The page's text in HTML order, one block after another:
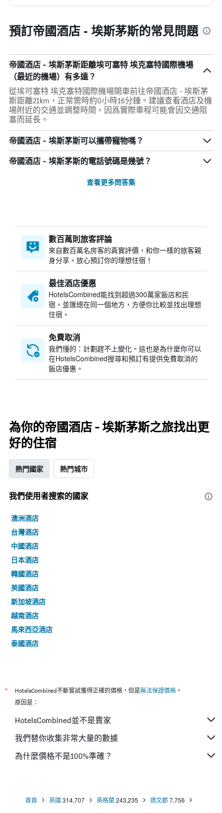
預訂帝國酒店 - 埃斯茅斯的常見問題
帝國酒店 - 埃斯茅斯距離埃可塞特 埃克塞特國際機場
（最近的機場）有多遠？
從埃可塞特 埃克塞特國際機場開車前往帝國酒店 - 埃斯茅
斯距離21km，正常需時約0小時16分鐘。建議查看酒店及機
場附近的交通並調整時間，因爲實際車程可能會因交通阻
塞而延長。
帝國酒店 - 埃斯茅斯可以攜帶寵物嗎？
帝國酒店 - 埃斯茅斯的電話號碼是幾號？
查看更多問答集
數百萬則旅客評論
來自數百萬名房客的真實評價，和你一樣的旅客親
身分享。放心預訂你的理想住宿！
最佳酒店優惠
HotelsCombined​能找到超過300萬家飯店和民
宿，並匯總在同一個地方，方便你比較並找出理想
住宿。
免費取消
我們懂的：計劃趕不上變化。這也是為什麼你可以
在HotelsCombined搜尋和預訂有提供免費取消的
飯店優惠。
為你的帝國酒店 - 埃斯茅斯之旅找出更
好的住宿
熱門國家 熱門城市
我們使用者搜索的國家
澳洲酒店
台灣酒店
中國酒店
日本酒店
韓國酒店
英國酒店
新加坡酒店
越南酒店
馬來西亞酒店
泰國酒店
* HotelsCombined不斷嘗試獲得正確的價格，但是無法保證價格 。
原因是：
HotelsCombined並不是賣家
我們替你收集非常大量的數據
為什麼價格不是100%準確？
首頁 英國 314,707 英格蘭243,235 德文郡7,756